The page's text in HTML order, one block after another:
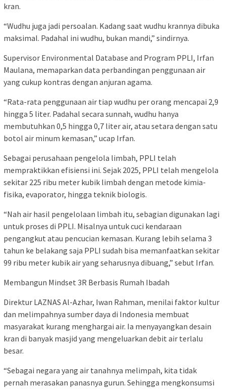
kran.
“Wudhu juga jadi persoalan. Kadang saat wudhu krannya dibuka
maksimal. Padahal ini wudhu, bukan mandi,” sindirnya.
Supervisor Environmental Database and Program PPLI, Irfan
Maulana, memaparkan data perbandingan penggunaan air
yang cukup kontras dengan anjuran agama.
“Rata-rata penggunaan air tiap wudhu per orang mencapai 2,9
hingga 5 liter. Padahal secara sunnah, wudhu hanya
membutuhkan 0,5 hingga 0,7 liter air, atau setara dengan satu
botol air minum kemasan,” ucap Irfan.
Sebagai perusahaan pengelola limbah, PPLI telah
mempraktikkan efisiensi ini. Sejak 2025, PPLI telah mengelola
sekitar 225 ribu meter kubik limbah dengan metode kimia-
fisika, evaporator, hingga teknik biologis.
“Nah air hasil pengelolaan limbah itu, sebagian digunakan lagi
untuk proses di PPLI. Misalnya untuk cuci kendaraan
pengangkut atau pencucian kemasan. Kurang lebih selama 3
tahun ke belakang saja PPLI sudah bisa memanfaatkan sekitar
99 ribu meter kubik air yang seharusnya dibuang,” sebut Irfan.
Membangun Mindset 3R Berbasis Rumah Ibadah
Direktur LAZNAS Al-Azhar, Iwan Rahman, menilai faktor kultur
dan melimpahnya sumber daya di Indonesia membuat
masyarakat kurang menghargai air. Ia menyayangkan desain
kran di banyak masjid yang mengeluarkan debit air terlalu
besar.
“Sebagai negara yang air tanahnya melimpah, kita tidak
pernah merasakan panasnya gurun. Sehingga mengkonsumsi